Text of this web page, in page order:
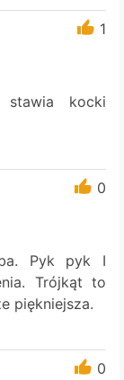
1
kocki
0
Pyk pyk I
Trójkąt to
piękniejsza.
0